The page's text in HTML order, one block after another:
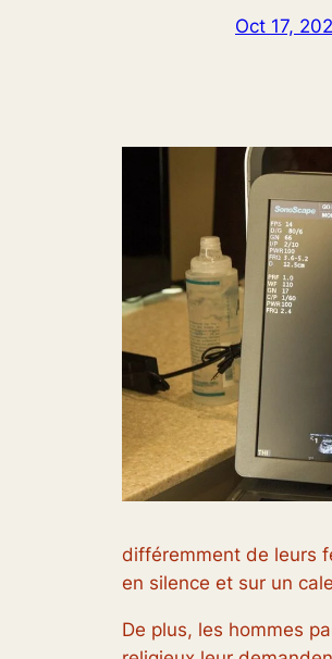
Oct 17,
différemment de leurs
en silence et sur un
De plus, les hommes